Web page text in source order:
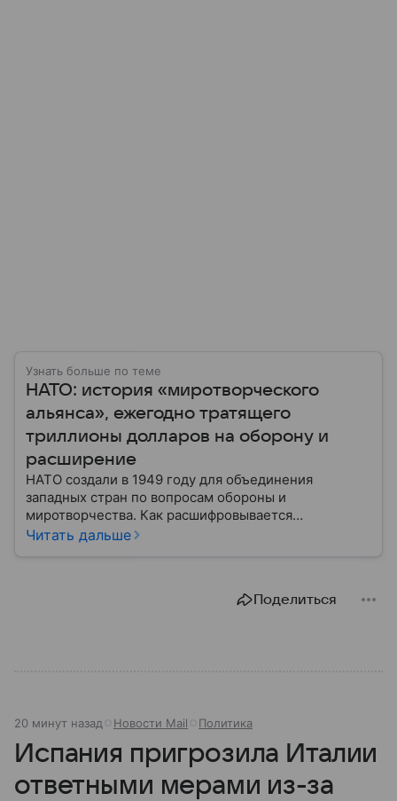
Узнать больше по теме
НАТО: история «миротворческого
альянса», ежегодно тратящего
триллионы долларов на оборону и
расширение
НАТО создали в 1949 году для объединения
западных стран по вопросам обороны и
миротворчества. Как расшифровывается
аббревиатура, для чего задумывали группировку и к
Читать дальше
Поделиться
20 минут назад Новости Mail Политика
Испания пригрозила Италии
ответными мерами из-за